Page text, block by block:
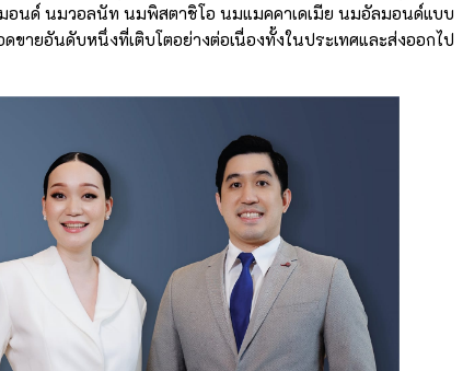
อนด์ นมวอลนัท นมพิสตาชิโอ นมแมคคาเดเมีย นมอัลมอนด์แบบ
ขายอันดับหนึ่งที่เติบโตอย่างต่อเนื่องทั้งในประเทศและส่งออกไป